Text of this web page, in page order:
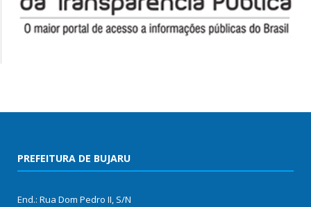
PREFEITURA DE BUJARU
End.: Rua Dom Pedro II, S/N